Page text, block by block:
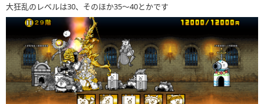
大狂乱のレベルは30、そのほか35〜40とかです